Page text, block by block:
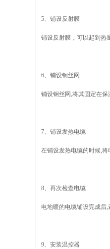
5、铺设反射膜
铺设反射膜，可以起到热
6、铺设钢丝网
铺设钢丝网,将其固定在保
7、铺设发热电缆
在铺设发热电缆的时候,将
8、再次检查电缆
电地暖的电缆铺设完成后
9、安装温控器